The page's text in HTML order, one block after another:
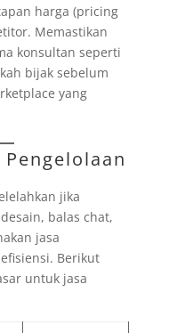
harga (pricing
Memastikan
konsultan seperti
bijak sebelum
yang
jika
balas chat,
jasa
Berikut
untuk jasa